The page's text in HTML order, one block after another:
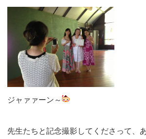
ジャァァーン～
先生たちと記念撮影してくださって、